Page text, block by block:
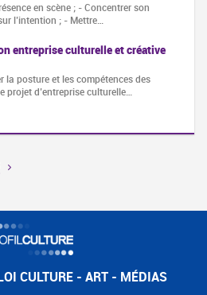
en scène ; - Concentrer son
l’intention ; - Mettre…
entreprise culturelle et créative
la posture et les compétences des
projet d’entreprise culturelle…
CULTURE - ART - MÉDIAS